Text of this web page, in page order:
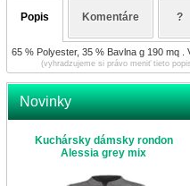
Popis Komentáre ?
65 % Polyester, 35 % Bavlna g 190 mq .
(vyhradzujeme si právo meniť tieto
Novinky
Kuchársky dámsky rondon
Alessia grey mix